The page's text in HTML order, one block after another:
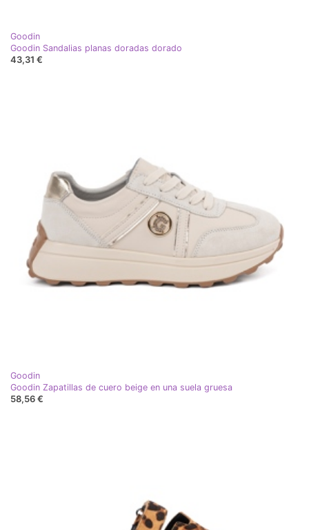
Goodin
Goodin Sandalias planas doradas dorado
43,31 €
Goodin
Goodin Zapatillas de cuero beige en una suela gruesa
58,56 €